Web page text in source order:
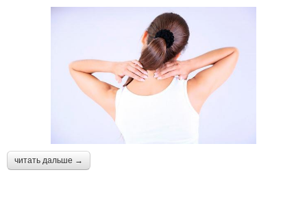
читать дальше →